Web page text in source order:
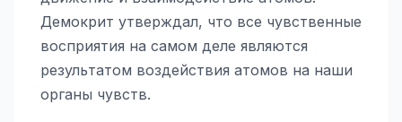
Демокрит утверждал, что все чувственные
восприятия на самом деле являются
результатом воздействия атомов на наши
органы чувств.